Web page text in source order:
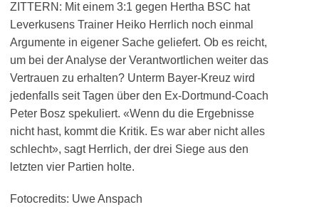
ZITTERN: Mit einem 3:1 gegen Hertha BSC hat
Leverkusens Trainer Heiko Herrlich noch einmal
Argumente in eigener Sache geliefert. Ob es reicht,
um bei der Analyse der Verantwortlichen weiter das
Vertrauen zu erhalten? Unterm Bayer-Kreuz wird
jedenfalls seit Tagen über den Ex-Dortmund-Coach
Peter Bosz spekuliert. «Wenn du die Ergebnisse
nicht hast, kommt die Kritik. Es war aber nicht alles
schlecht», sagt Herrlich, der drei Siege aus den
letzten vier Partien holte.
Fotocredits: Uwe Anspach